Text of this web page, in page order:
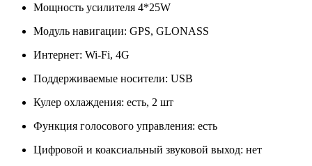
Мощность усилителя 4*25W
Модуль навигации: GPS, GLONASS
Интернет: Wi-Fi, 4G
Поддерживаемые носители: USB
Кулер охлаждения: есть, 2 шт
Функция голосового управления: есть
Цифровой и коаксиальный звуковой выход: нет